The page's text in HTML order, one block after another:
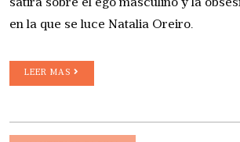
sátira sobre el ego masculino y la
en la que se luce Natalia Oreiro.
LEER MAS